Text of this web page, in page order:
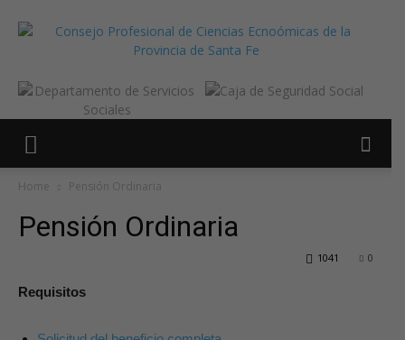
Home Pensión Ordinaria
Pensión Ordinaria
0
1041
Requisitos